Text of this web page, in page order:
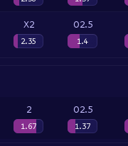
X2
2.35
O2.5
1.4
2
1.67
O2.5
1.37